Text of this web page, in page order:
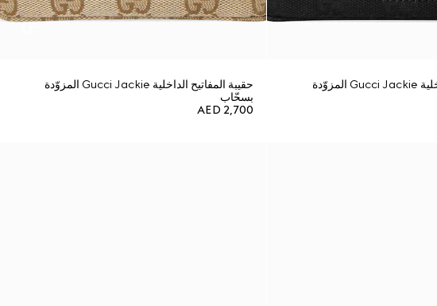
حقيبة المفاتيح الداخلية Gucci Jackie المزوّدة
حقيبة المفاتيح الداخلية Gucci Jackie المزوّدة
بسحّاب
AED 2,700